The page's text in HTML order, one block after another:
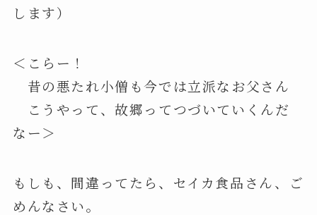
します）
＜こらー！
昔の悪たれ小僧も今では立派なお父さん
こうやって、故郷ってつづいていくんだ
なー＞
もしも、間違ってたら、セイカ食品さん、ご
めんなさい。